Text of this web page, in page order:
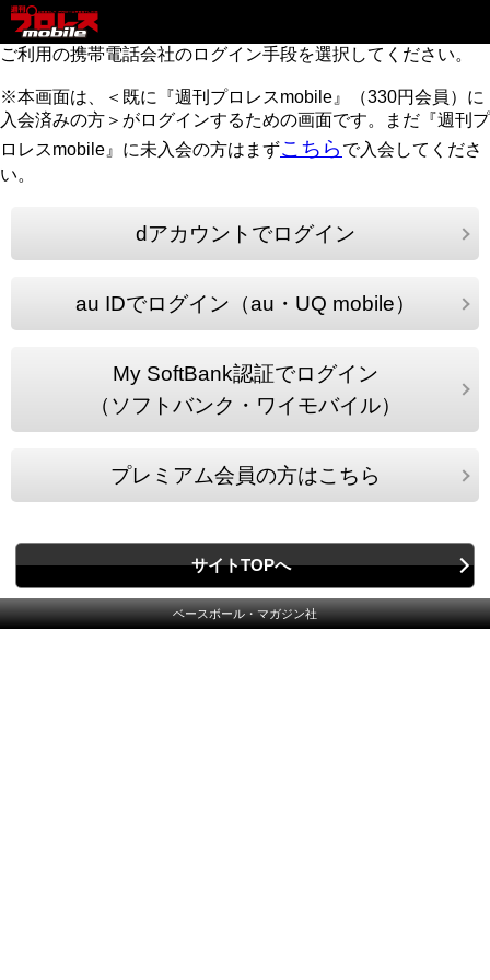
ご利用の携帯電話会社のログイン手段を選択してください。
※本画面は、＜既に『週刊プロレスmobile』（330円会員）に
入会済みの方＞がログインするための画面です。まだ『週刊プ
ロレスmobile』に未入会の方はまずこちら で入会してくださ
い。
dアカウントでログイン
au IDでログイン（au・UQ mobile）
My SoftBank認証でログイン
（ソフトバンク・ワイモバイル）
プレミアム会員の方はこちら
サイトTOPへ
ベースボール・マガジン社